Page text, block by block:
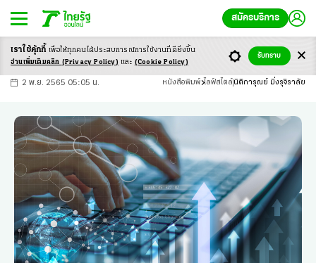
สมัครบริการ
-ก ก ก+
2 พ.ย. 2565 05:05 น. หนังสือพิมพ์ ไลฟ์สไตล์ นิติการุณย์ มิ่งรุจิราลัย
เราใช้คุ้กกี้ เพื่อให้ทุกคนได้ประสบการณ์การใช้งานที่ดียิ่งขึ้น
อ่านเพิ่มเติมคลิก (Privacy Policy) และ (Cookie Policy)
รับทราบ